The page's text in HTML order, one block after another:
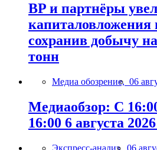
BP и партнёры
сохранив добычу
тонн
Медиа обозрение, 06
Медиаобзор: С
16:00 6 августа
Экспресс-анализ, 06